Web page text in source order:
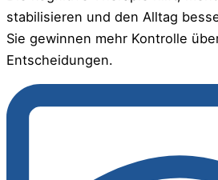
stabilisieren und den Alltag
Sie gewinnen mehr Kontrolle
Entscheidungen.